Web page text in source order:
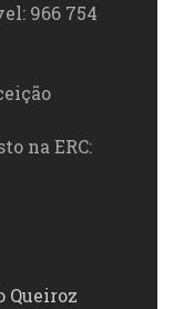
966 754
na ERC:
Queiroz